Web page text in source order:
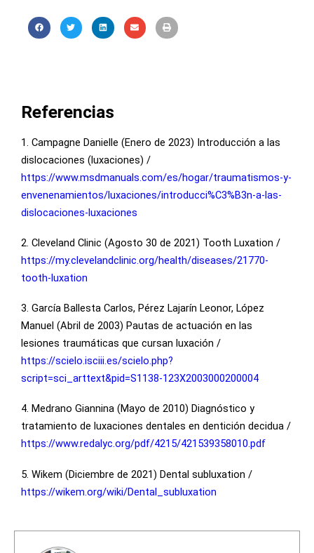
Referencias
1. Campagne Danielle (Enero de 2023) Introducción a las
dislocaciones (luxaciones) /
https://www.msdmanuals.com/es/hogar/traumatismos-y-
envenenamientos/luxaciones/introducci%C3%B3n-a-las-
dislocaciones-luxaciones
2. Cleveland Clinic (Agosto 30 de 2021) Tooth Luxation /
https://my.clevelandclinic.org/health/diseases/21770-
tooth-luxation
3. García Ballesta Carlos, Pérez Lajarín Leonor, López
Manuel (Abril de 2003) Pautas de actuación en las
lesiones traumáticas que cursan luxación /
https://scielo.isciii.es/scielo.php?
script=sci_arttext&pid=S1138-123X2003000200004
4. Medrano Giannina (Mayo de 2010) Diagnóstico y
tratamiento de luxaciones dentales en dentición decidua /
https://www.redalyc.org/pdf/4215/421539358010.pdf
5. Wikem (Diciembre de 2021) Dental subluxation /
https://wikem.org/wiki/Dental_subluxation